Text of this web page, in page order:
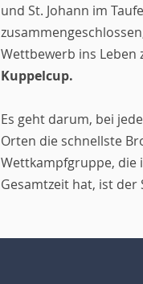
und St. Johann im
Wettbewerb ins Leben
Kuppelcup.
Es geht darum, bei
Orten die schnellste
Wettkampfgruppe, die
Gesamtzeit hat, ist der